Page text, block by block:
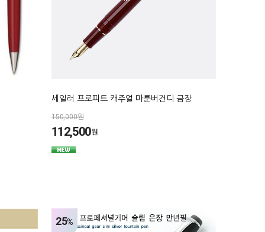
세일러 프로피트 캐주얼 마룬버건디 금장
150,000원
112,500원
25%